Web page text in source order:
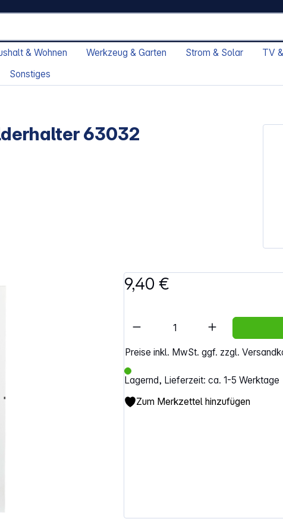
& Wohnen Werkzeug & Garten Strom & Solar TV
Sonstiges
63032
9,40 €
Preise inkl. MwSt. ggf. zzgl.
Lagernd, Lieferzeit: ca. 1-5 Werktage
Artikel Anzahl: Gib
Zum Merkzettel hinzufügen